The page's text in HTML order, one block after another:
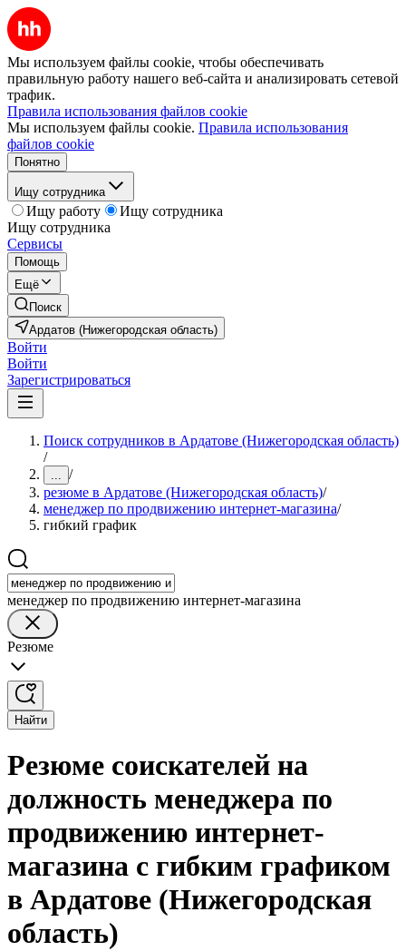
Мы используем файлы cookie, чтобы обеспечивать
правильную работу нашего веб-сайта и анализировать сетевой
трафик.
Правила использования файлов cookie
Мы используем файлы cookie. Правила использования
файлов cookie
Понятно
Ищу сотрудника
Ищу работу
Ищу сотрудника
Ищу сотрудника
Сервисы
Помощь
Ещё
Поиск
Ардатов (Нижегородская область)
Войти
Войти
Зарегистрироваться
Поиск сотрудников в Ардатове (Нижегородская область)
/
... /
резюме в Ардатове (Нижегородская область)/
менеджер по продвижению интернет-магазина/
гибкий график
менеджер по продвижению интернет-магазина
Резюме
Найти
Резюме соискателей на
должность менеджера по
продвижению интернет-
магазина с гибким графиком
в Ардатове (Нижегородская
область)